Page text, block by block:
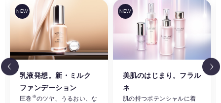
乳液発想。新・ミルク
ファンデーション
圧巻 ※のツヤ、うるおい、な
美肌のはじまり。フラル
ネ
肌の持つポテンシャルに着